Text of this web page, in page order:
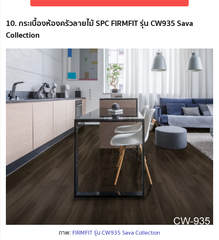
10. กระเบื้องห้องครัวลายไม้ SPC FIRMFIT รุ่น CW935 Sava
Collection
ภาพ: FIRMFIT รุ่น CW935 Sava Collection